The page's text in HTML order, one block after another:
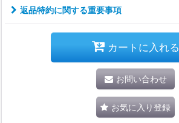
返品特約に関する重要事項
カートに入れる
お問い合わせ
お気に入り登録